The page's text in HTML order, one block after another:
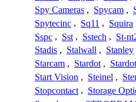
Spy Cameras , Spycam ,
Spytecinc , Sq11 , Squira
Sspc , Sst , Sstech , St-
Stadis , Stalwall , Stanley
Starcam , Stardot ,
Start Vision , Steinel ,
Stopcontact , Storage